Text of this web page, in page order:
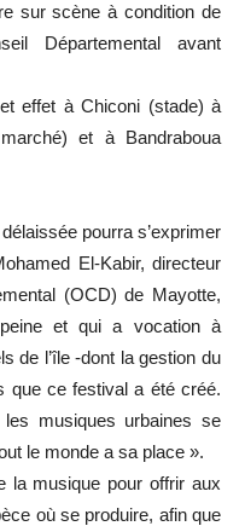
sur scène à condition de
Départemental avant
effet à Chiconi (stade) à
et à Bandraboua
pourra s’exprimer
El-Kabir, directeur
(OCD) de Mayotte,
et qui a vocation à
de l’île -dont la gestion du
que ce festival a été créé.
musiques urbaines se
le monde a sa place ».
la musique pour offrir aux
où se produire, afin que